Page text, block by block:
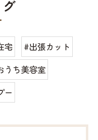
宅
#出張カット
うち美容室
ー